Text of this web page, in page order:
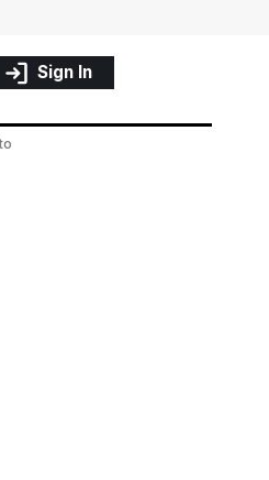
Sign In